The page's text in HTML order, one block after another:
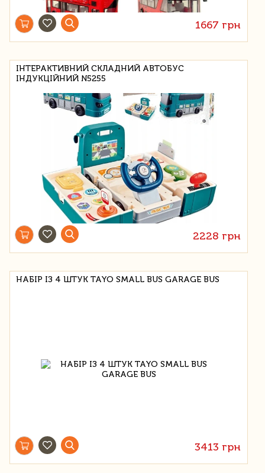
1667 грн
ІНТЕРАКТИВНИЙ СКЛАДНИЙ АВТОБУС
ІНДУКЦІЙНИЙ N5255
2228 грн
НАБІР ІЗ 4 ШТУК TAYO SMALL BUS GARAGE BUS
3413 грн